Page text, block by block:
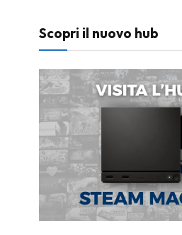
Scopri il nuovo hub